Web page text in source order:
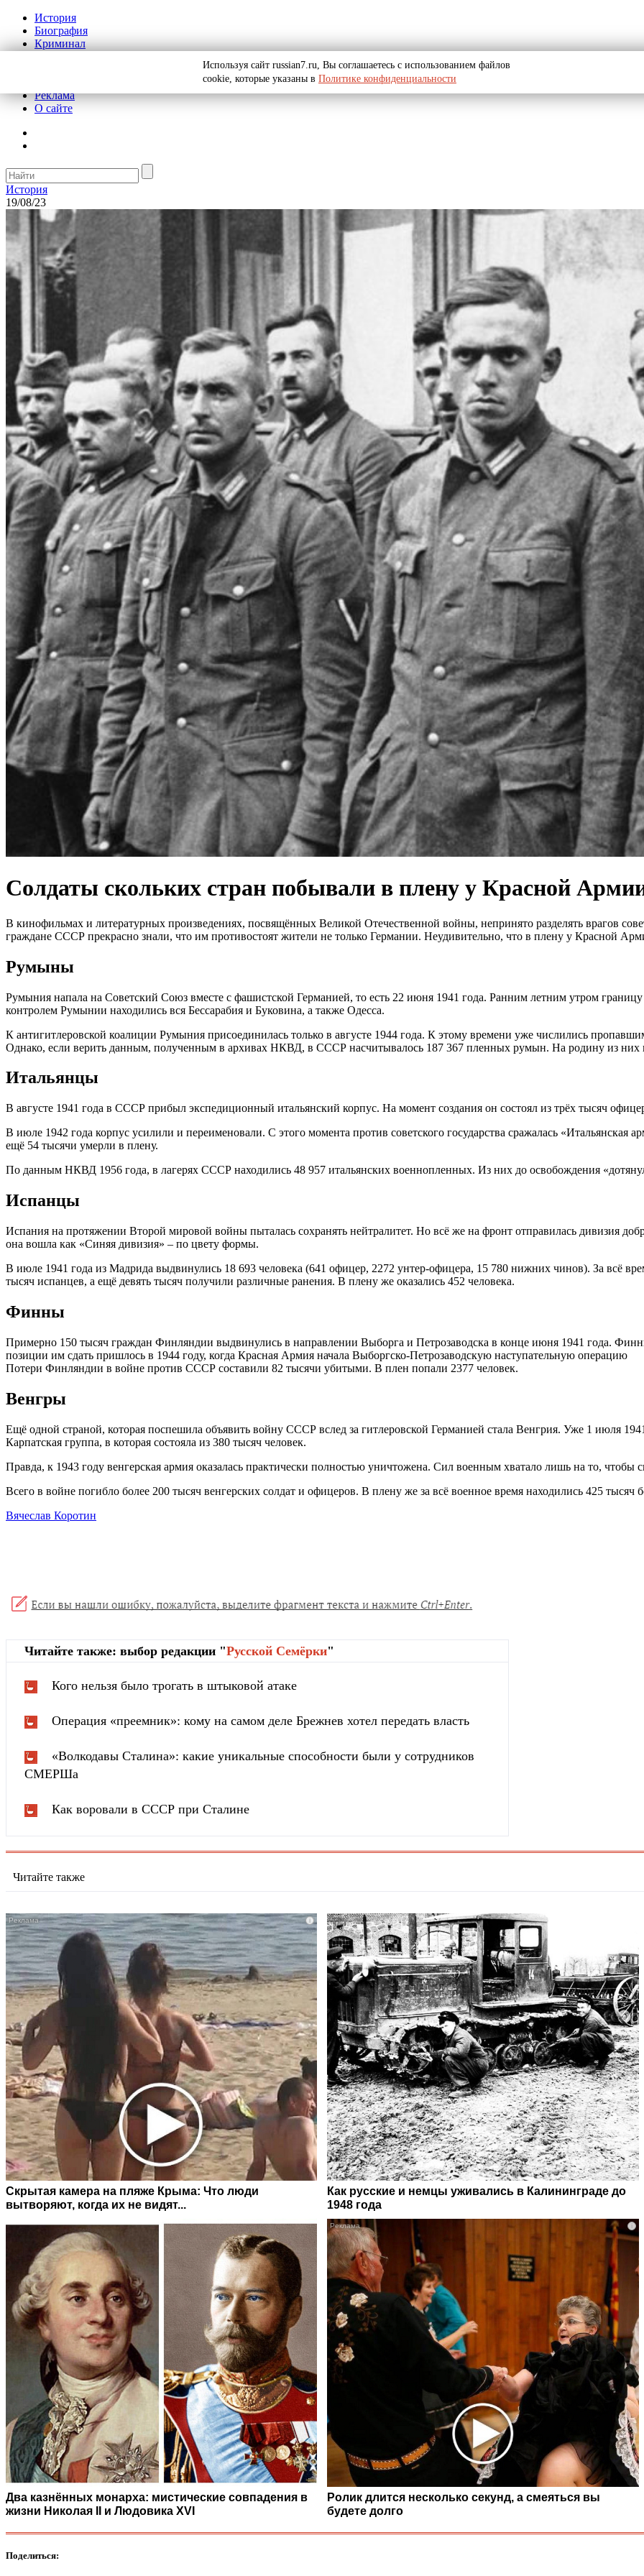
История
Биография
Криминал
Реклама
О сайте
История
19/08/23
Солдаты скольких стран побывали в плену у Красной
В кинофильмах и литературных произведениях, посвящённых Великой Отечественной войны, непринято разделять врагов
граждане СССР прекрасно знали, что им противостоят жители не только Германии. Неудивительно, что в плену у Красной
Румыны
Румыния напала на Советский Союз вместе с фашистской Германией, то есть 22 июня 1941 года. Ранним летним утром
контролем Румынии находились вся Бессарабия и Буковина, а также Одесса.
К антигитлеровской коалиции Румыния присоединилась только в августе 1944 года. К этому времени уже числились
Однако, если верить данным, полученным в архивах НКВД, в СССР насчитывалось 187 367 пленных румын. На родину из них
Итальянцы
В августе 1941 года в СССР прибыл экспедиционный итальянский корпус. На момент создания он состоял из трёх тысяч
В июле 1942 года корпус усилили и переименовали. С этого момента против советского государства сражалась «Итальянская
ещё 54 тысячи умерли в плену.
По данным НКВД 1956 года, в лагерях СССР находились 48 957 итальянских военнопленных. Из них до освобождения
Испанцы
Испания на протяжении Второй мировой войны пыталась сохранять нейтралитет. Но всё же на фронт отправилась дивизия
она вошла как «Синяя дивизия» – по цвету формы.
В июле 1941 года из Мадрида выдвинулись 18 693 человека (641 офицер, 2272 унтер-офицера, 15 780 нижних чинов). За всё
тысяч испанцев, а ещё девять тысяч получили различные ранения. В плену же оказались 452 человека.
Финны
Примерно 150 тысяч граждан Финляндии выдвинулись в направлении Выборга и Петрозаводска в конце июня 1941 года.
позиции им сдать пришлось в 1944 году, когда Красная Армия начала Выборгско-Петрозаводскую наступательную операцию
Потери Финляндии в войне против СССР составили 82 тысячи убитыми. В плен попали 2377 человек.
Венгры
Ещё одной страной, которая поспешила объявить войну СССР вслед за гитлеровской Германией стала Венгрия. Уже 1 июля
Карпатская группа, в которая состояла из 380 тысяч человек.
Правда, к 1943 году венгерская армия оказалась практически полностью уничтожена. Сил военным хватало лишь на то, чтобы
Всего в войне погибло более 200 тысяч венгерских солдат и офицеров. В плену же за всë военное время находились 425 тысяч
Вячеслав Коротин
Читайте также: выбор редакции "Русской Cемёрки"
Кого нельзя было трогать в штыковой атаке
Операция «преемник»: кому на самом деле Брежнев хотел передать власть
«Волкодавы Сталина»: какие уникальные способности были у сотрудников
СМЕРШа
Как воровали в СССР при Сталине
Читайте также
i
Скрытая камера на пляже Крыма: Что люди
вытворяют, когда их не видят...
Как русские и немцы уживались в Калининграде до
1948 года
Два казнённых монарха: мистические совпадения в
жизни Николая II и Людовика XVI
i
Ролик длится несколько секунд, а смеяться вы
будете долго
Поделиться:
Используя сайт russian7.ru, Вы соглашаетесь с использованием файлов
cookie, которые указаны в Политике конфиденциальности